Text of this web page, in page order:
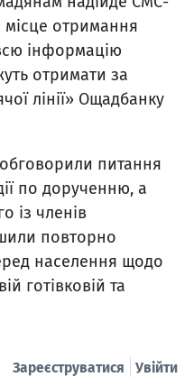
отримання
інформацію
отримати за
лінії» Ощадбанку
питання
по дорученню, а
із членів
повторно
населення щодо
готівковій та
Увійти
Зареєструватися